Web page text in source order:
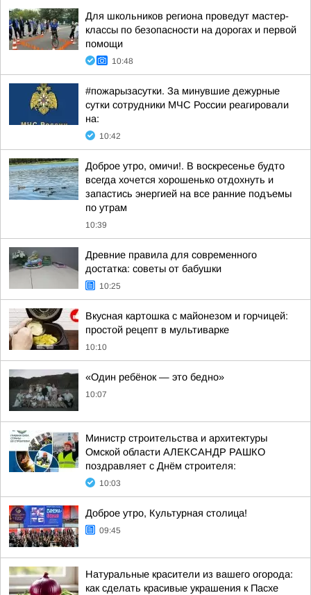
Для школьников региона проведут мастер-
классы по безопасности на дорогах и первой
помощи
10:48
#пожарызасутки. За минувшие дежурные
сутки сотрудники МЧС России реагировали
на:
10:42
Доброе утро, омичи!. В воскресенье будто
всегда хочется хорошенько отдохнуть и
запастись энергией на все ранние подъемы
по утрам
10:39
Древние правила для современного
достатка: советы от бабушки
10:25
Вкусная картошка с майонезом и горчицей:
простой рецепт в мультиварке
10:10
«Один ребёнок — это бедно»
10:07
Министр строительства и архитектуры
Омской области АЛЕКСАНДР РАШКО
поздравляет с Днём строителя:
10:03
Доброе утро, Культурная столица!
09:45
Натуральные красители из вашего огорода:
как сделать красивые украшения к Пасхе